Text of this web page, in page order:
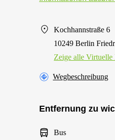
Kochhannstraße 6
10249 Berlin
Zeige alle
Wegbeschreibung
Entfernung zu
Bus